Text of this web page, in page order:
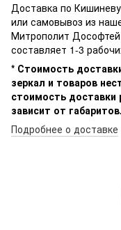
Доставка по
или самовывоз из
Митрополит
составляет 1-3
* Стоимость
зеркал и товаров
стоимость доставки
зависит от габаритов.
Подробнее о доставке